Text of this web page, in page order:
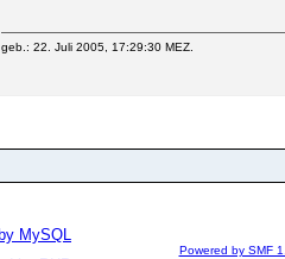
geb.: 22. Juli 2005, 17:29:30 MEZ.
Powered by SMF